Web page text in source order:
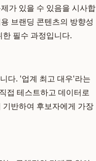
가 있을 수 있음을 시사합
브랜딩 콘텐츠의 방향성
한 필수 과정입니다.
다. '업계 최고 대우'라는
접 테스트하고 데이터로
반하여 후보자에게 가장